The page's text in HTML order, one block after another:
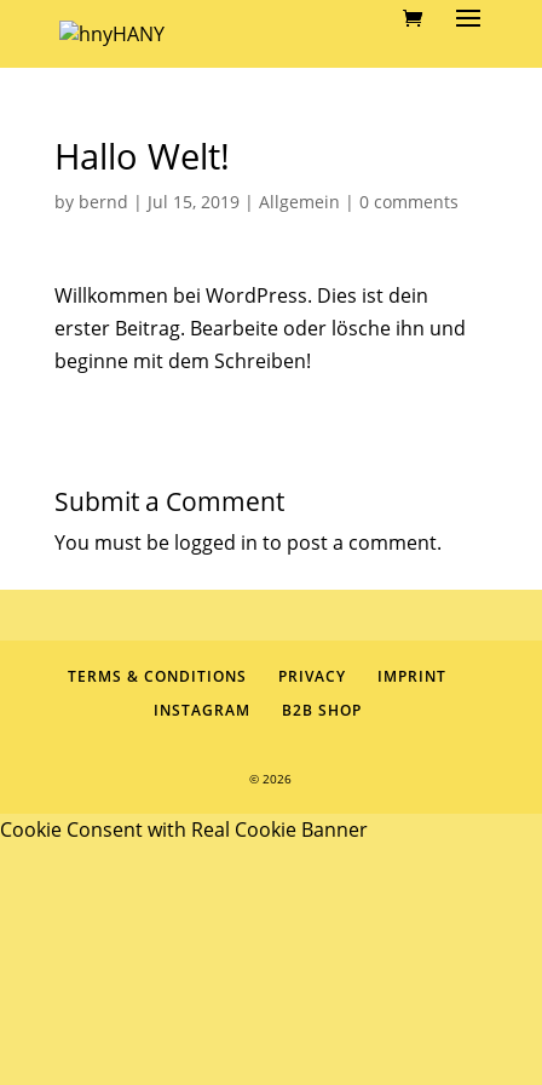
Hallo Welt!
by bernd | Jul 15, 2019| Allgemein | 0 comments
Willkommen bei WordPress. Dies ist dein
erster Beitrag. Bearbeite oder lösche ihn und
beginne mit dem Schreiben!
Submit a Comment
You must be logged in to post a comment.
TERMS & CONDITIONS PRIVACY
IMPRINT
INSTAGRAM
B2B SHOP
© 2026
Cookie Consent with Real Cookie Banner